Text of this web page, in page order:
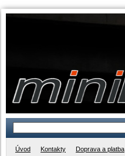
Úvod Kontakty Doprava a platba